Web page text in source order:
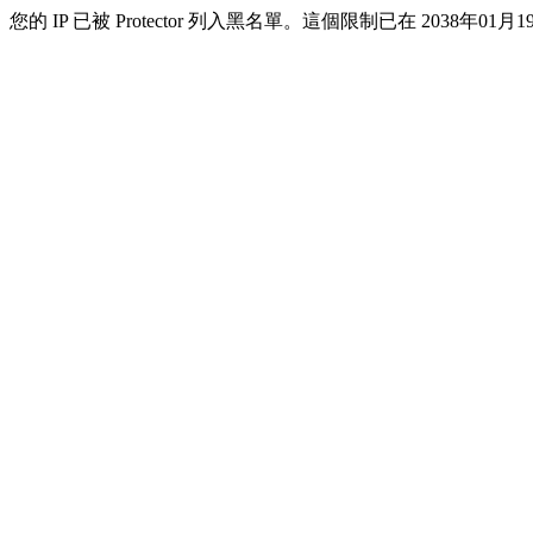
您的 IP 已被 Protector 列入黑名單。這個限制已在 2038年01月